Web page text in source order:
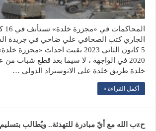
الجاري كتب الصحافي علي ضاحي في جريدة
5 كانون الثاني 2023 بقيت احداث
2020 في الواجهة ، لا سيما بعد قطع شباب
خلدة طريق خلدة على الاتوستراد الدولي …
أكمل القراءة »